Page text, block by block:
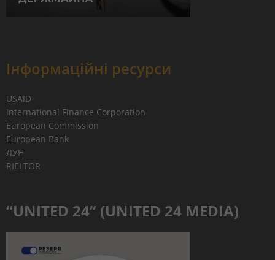
Інформаційні ресурси
USAID
International Finance Corporation
European Commission
European Bank
ЛУН
RIELTOR
“UNITED 24” (UNITED 24 MEDIA)